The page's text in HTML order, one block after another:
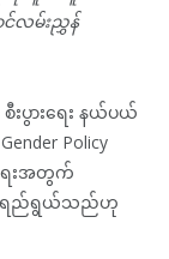
င်လမ်းညွှန်
းပွားရေး နယ်ပယ်
Policy
ေးအတွက်
န် ရည်ရွယ်သည်ဟု